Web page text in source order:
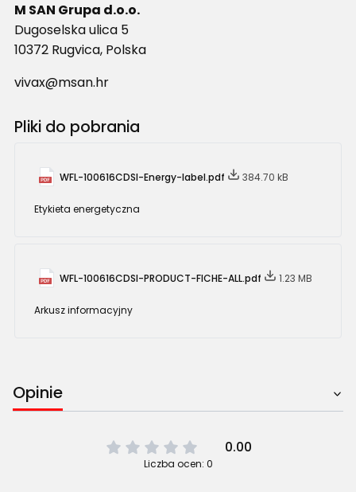
M SAN Grupa d.o.o.
Dugoselska ulica 5
10372 Rugvica, Polska
vivax@msan.hr
Pliki do pobrania
WFL-100616CDSI-Energy-label.pdf 384.70 kB
Etykieta energetyczna
WFL-100616CDSI-PRODUCT-FICHE-ALL.pdf 1.23 MB
Arkusz informacyjny
Opinie
0.00
Liczba ocen: 0